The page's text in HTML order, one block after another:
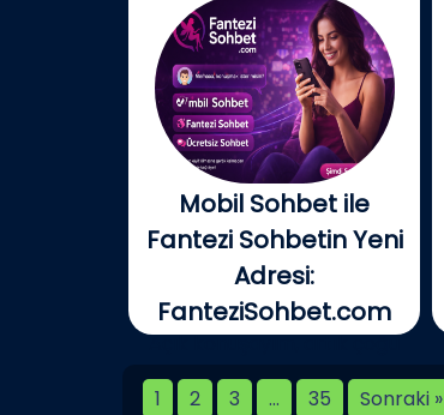
Mobil Sohbet ile
Fantezi Sohbetin Yeni
Adresi:
FanteziSohbet.com
Açık konuşayım, artık çoğu
kişi...
1
2 3 … 35 Sonraki »